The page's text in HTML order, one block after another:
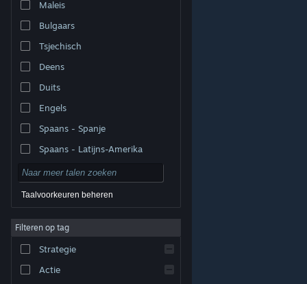
© Valve Corporation. Alle rechten voorbehouden. Alle
handelsmerken zijn eigendom van hun respectieve
Privacybeleid|Juridische informatie
Toegankelijkheid
|
Terugbetalingen
Maleis
Bulgaars
Tsjechisch
Deens
Duits
Engels
Spaans - Spanje
Spaans - Latijns-Amerika
Taalvoorkeuren beheren
Filteren op tag
Strategie
Actie